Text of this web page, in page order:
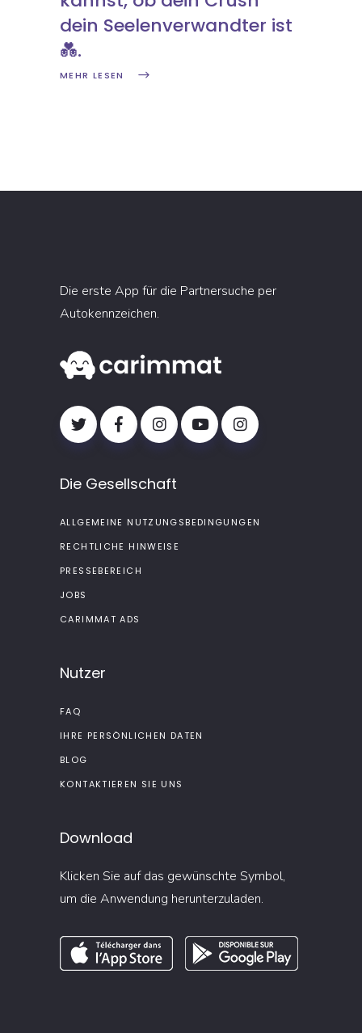
dein Seelenverwandter ist
💑.
MEHR LESEN
Die erste App für die Partnersuche per
Autokennzeichen.
Die Gesellschaft
ALLGEMEINE NUTZUNGSBEDINGUNGEN
RECHTLICHE HINWEISE
PRESSEBEREICH
JOBS
CARIMMAT ADS
Nutzer
FAQ
IHRE PERSÖNLICHEN DATEN
BLOG
KONTAKTIEREN SIE UNS
Download
Klicken Sie auf das gewünschte Symbol,
um die Anwendung herunterzuladen.